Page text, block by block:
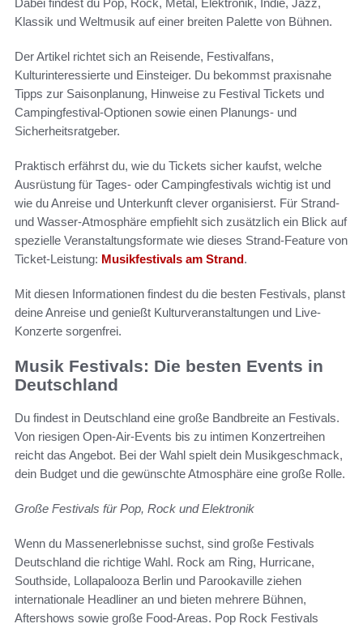
Dabei findest du Pop, Rock, Metal, Elektronik, Indie, Jazz,
Klassik und Weltmusik auf einer breiten Palette von Bühnen.
Der Artikel richtet sich an Reisende, Festivalfans,
Kulturinteressierte und Einsteiger. Du bekommst praxisnahe
Tipps zur Saisonplanung, Hinweise zu Festival Tickets und
Campingfestival-Optionen sowie einen Planungs- und
Sicherheitsratgeber.
Praktisch erfährst du, wie du Tickets sicher kaufst, welche
Ausrüstung für Tages- oder Campingfestivals wichtig ist und
wie du Anreise und Unterkunft clever organisierst. Für Strand-
und Wasser-Atmosphäre empfiehlt sich zusätzlich ein Blick auf
spezielle Veranstaltungsformate wie dieses Strand-Feature von
Ticket-Leistung: Musikfestivals am Strand.
Mit diesen Informationen findest du die besten Festivals, planst
deine Anreise und genießt Kulturveranstaltungen und Live-
Konzerte sorgenfrei.
Musik Festivals: Die besten Events in
Deutschland
Du findest in Deutschland eine große Bandbreite an Festivals.
Von riesigen Open‑Air‑Events bis zu intimen Konzertreihen
reicht das Angebot. Bei der Wahl spielt dein Musikgeschmack,
dein Budget und die gewünschte Atmosphäre eine große Rolle.
Große Festivals für Pop, Rock und Elektronik
Wenn du Massenerlebnisse suchst, sind große Festivals
Deutschland die richtige Wahl. Rock am Ring, Hurricane,
Southside, Lollapalooza Berlin und Parookaville ziehen
internationale Headliner an und bieten mehrere Bühnen,
Aftershows sowie große Food‑Areas. Pop Rock Festivals